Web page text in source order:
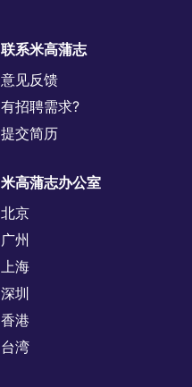
联系米高蒲志
意见反馈
有招聘需求?
提交简历
米高蒲志办公室
北京
广州
上海
深圳
香港
台湾